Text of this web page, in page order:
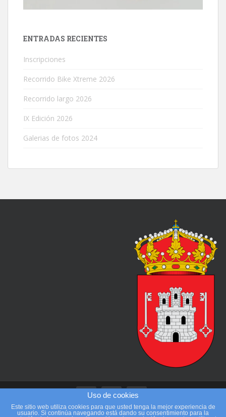
ENTRADAS RECIENTES
Inscripciones
Recorrido Bike Xtreme 2026
Recorrido largo 2026
IX Edición 2026
Galerias de fotos 2024
Uso de cookies
Este sitio web utiliza cookies para que usted tenga la mejor experiencia de
usuario. Si continúa navegando está dando su consentimiento para la